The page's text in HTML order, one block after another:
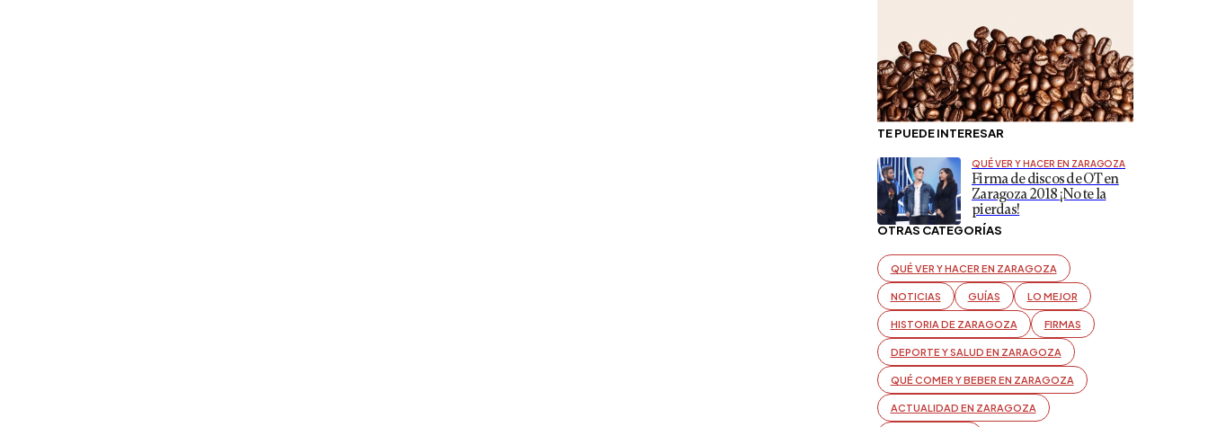
TE PUEDE INTERESAR
QUÉ VER Y HACER EN ZARAGOZA
Firma de discos de OT en
Zaragoza 2018 ¡No te la
pierdas!
OTRAS CATEGORÍAS
QUÉ VER Y HACER EN ZARAGOZA
NOTICIAS GUÍAS LO MEJOR
HISTORIA DE ZARAGOZA FIRMAS
DEPORTE Y SALUD EN ZARAGOZA
QUÉ COMER Y BEBER EN ZARAGOZA
ACTUALIDAD EN ZARAGOZA